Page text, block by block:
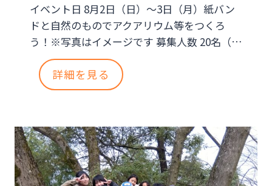
イベント日 8月2日（日）～3日（月）紙バン
ドと自然のものでアクアリウム等をつくろ
う！※写真はイメージです 募集人数 20名（…
詳細を見る
夏
特
別